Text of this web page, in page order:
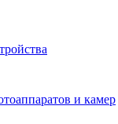
и камер